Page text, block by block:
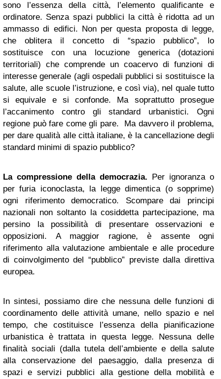
sono l’essenza della città, l’elemento qualificante e
ordinatore. Senza spazi pubblici la città è ridotta ad un
ammasso di edifici. Non per questa proposta di legge,
che oblitera il concetto di “spazio pubblico”, lo
sostituisce con una locuzione generica (dotazioni
territoriali) che comprende un coacervo di funzioni di
interesse generale (agli ospedali pubblici si sostituisce la
salute, alle scuole l’istruzione, e così via), nel quale tutto
si equivale e si confonde. Ma soprattutto prosegue
l’accanimento contro gli standard urbanistici. Ogni
regione può fare come gli pare. Ma davvero il problema,
per dare qualità alle città italiane, è la cancellazione degli
standard minimi di spazio pubblico?
La compressione della democrazia.
Per ignoranza o
per furia iconoclasta, la legge dimentica (o sopprime)
ogni riferimento democratico. Scompare dai principi
nazionali non soltanto la cosiddetta partecipazione, ma
persino la possibilità di presentare osservazioni e
opposizioni. A maggior ragione, è assente ogni
riferimento alla valutazione ambientale e alle procedure
di coinvolgimento del “pubblico” previste dalla direttiva
europea.
In sintesi, possiamo dire che nessuna delle funzioni di
coordinamento delle attività umane, nello spazio e nel
tempo, che costituisce l’essenza della pianificazione
urbanistica è trattata in questa legge. Nessuna delle
finalità sociali (dalla tutela dell’ambiente e della salute
alla conservazione del paesaggio, dalla presenza di
spazi e servizi pubblici alla gestione della mobilità e